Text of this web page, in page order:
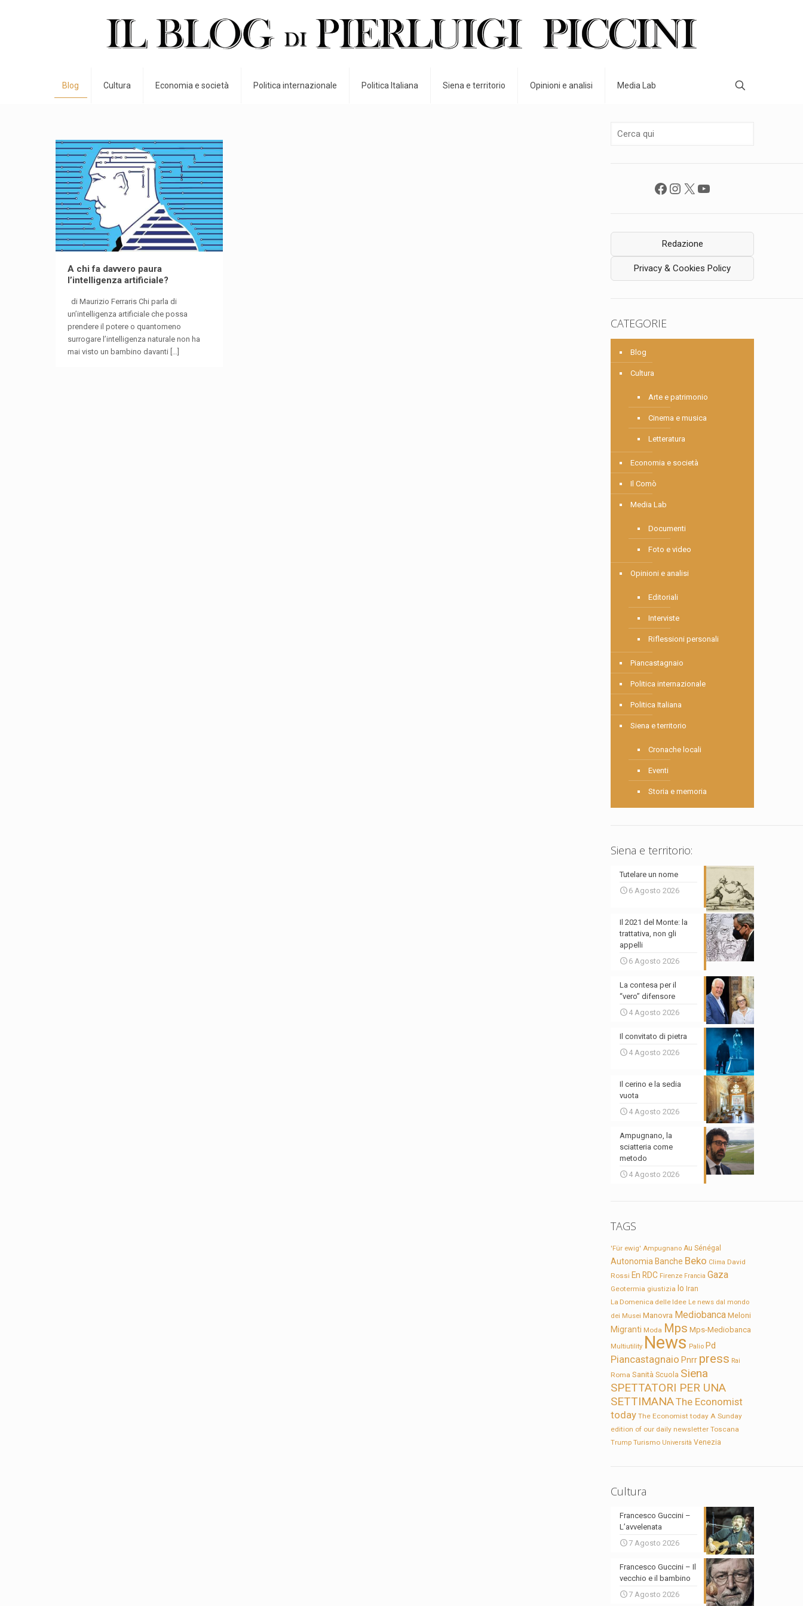
Blog Cultura Economia e società Politica internazionale Politica Italiana Siena e territorio Opinioni e analisi Media Lab
A chi fa davvero paura
l’intelligenza artificiale?
di Maurizio Ferraris Chi parla di
un’intelligenza artificiale che possa
prendere il potere o quantomeno
surrogare l’intelligenza naturale non ha
mai visto un bambino davanti
Facebook
Instagram
X YouTube
Redazione
Privacy & Cookies Policy
CATEGORIE
Blog
Cultura
Arte e patrimonio
Cinema e musica
Letteratura
Economia e società
Il Comò
Media Lab
Documenti
Foto e video
Opinioni e analisi
Editoriali
Interviste
Riflessioni personali
Piancastagnaio
Politica internazionale
Politica Italiana
Siena e territorio
Cronache locali
Eventi
Storia e memoria
Siena e territorio:
Tutelare un nome
6 Agosto 2026
Il 2021 del Monte: la
trattativa, non gli
appelli
6 Agosto 2026
La contesa per il
“vero” difensore
4 Agosto 2026
Il convitato di pietra
4 Agosto 2026
Il cerino e la sedia
vuota
4 Agosto 2026
Ampugnano, la
sciatteria come
metodo
4 Agosto 2026
TAGS
'Für ewig' Ampugnano Au Sénégal
Autonomia Banche Beko Clima David
Rossi En RDC Firenze Francia Gaza
Geotermia giustizia Io Iran
La Domenica delle Idee Le news dal mondo
dei Musei Manovra Mediobanca Meloni
Migranti Moda Mps Mps-Mediobanca
Multiutility News Palio Pd
Piancastagnaio Pnrr press Rai
Roma Sanità Scuola Siena
SPETTATORI PER UNA
SETTIMANAThe Economist
today The Economist today A Sunday
edition of our daily newsletter Toscana
Trump Turismo Università Venezia
Cultura
Francesco Guccini –
L’avvelenata
7 Agosto 2026
Francesco Guccini – Il
vecchio e il bambino
7 Agosto 2026